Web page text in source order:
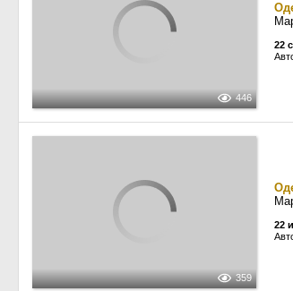
446
22
359
22